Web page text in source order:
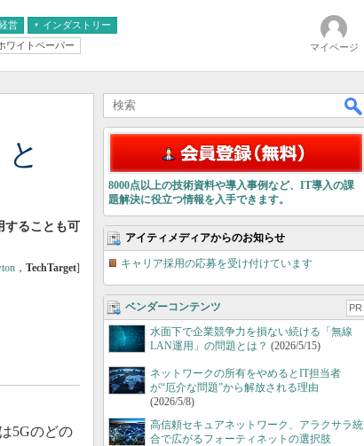
営 インダストリー
ワイトペーパー マイページ
することも可
， TechTarget]
5Gのどの
8000点以上の技術資料や導入事例など、IT導入の課
題解決に役立つ情報を入手できます。
アイティメディアからのお知らせ
キャリア採用の応募を受け付けています
ベンダーコンテンツ PR
水面下で企業競争力を損ない続ける「無線
LAN運用」の問題とは？ (2026/5/15)
ネットワークの所有をやめるとIT担当者
が“厄介な問題”から解放される理由
(2026/5/8)
高信頼セキュアネットワーク、アラクサラ統
合で広がるフォーティネットの選択肢